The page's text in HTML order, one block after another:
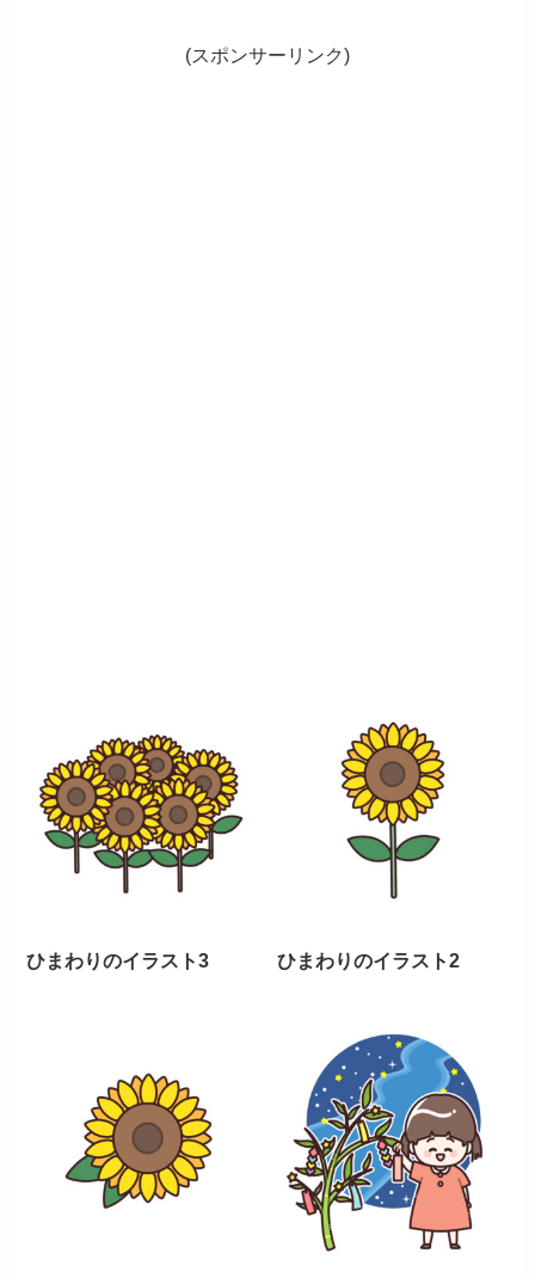
(スポンサーリンク)
ひまわりのイラスト3 ひまわりのイラスト2